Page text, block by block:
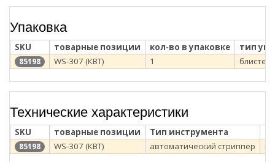
Упаковка
SKU товарные позиции кол-во в упаковке тип
85198 WS-307 (КВТ) 1 блистер
Технические характеристики
SKU товарные позиции Тип инструмента
85198 WS-307 (КВТ) автоматический стриппер